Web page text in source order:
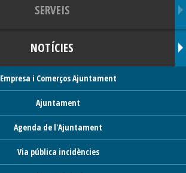
SERVEIS
NOTÍCIES
Empresa i Comerços Ajuntament
Ajuntament
Agenda de l'Ajuntament
Via pública incidències